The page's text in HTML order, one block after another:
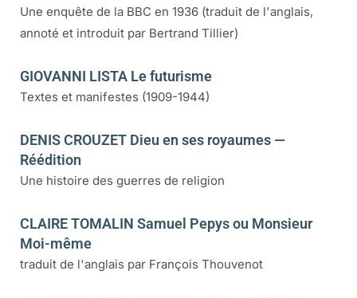
Une enquête de la BBC en 1936 (traduit de l'anglais,
annoté et introduit par Bertrand Tillier)
GIOVANNI LISTA Le futurisme
Textes et manifestes (1909-1944)
DENIS CROUZET Dieu en ses royaumes —
Réédition
Une histoire des guerres de religion
CLAIRE TOMALIN Samuel Pepys ou Monsieur
Moi-même
traduit de l'anglais par François Thouvenot